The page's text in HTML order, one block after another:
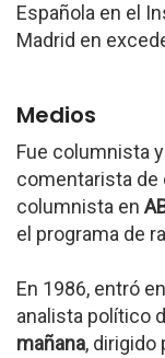
Española en el
Madrid en
Medios
Fue columnista
comentarista de
columnista en
el programa de
En 1986, entró
analista político
mañana, dirigido